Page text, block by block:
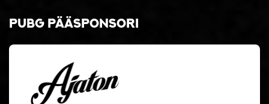
PUBG pääsponsori